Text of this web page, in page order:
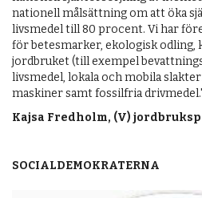
nationell målsättning om att öka
livsmedel till 80 procent. Vi har
för betesmarker, ekologisk odling,
jordbruket (till exempel
livsmedel, lokala och mobila
maskiner samt fossilfria
Kajsa Fredholm, (V)
SOCIALDEMOKRATERNA